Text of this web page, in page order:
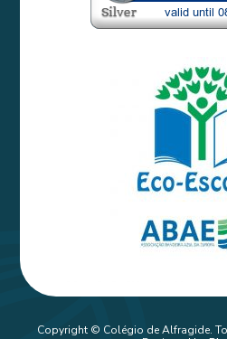
Copyright © Colégio de Alfragide.